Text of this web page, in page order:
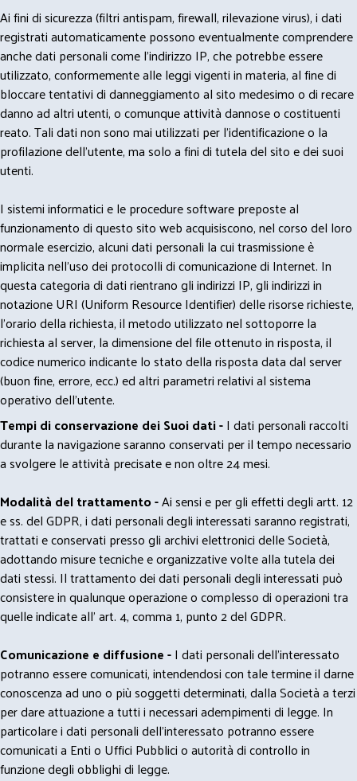
Ai fini di sicurezza (filtri antispam, firewall, rilevazione virus), i dati
registrati automaticamente possono eventualmente comprendere
anche dati personali come l'indirizzo IP, che potrebbe essere
utilizzato, conformemente alle leggi vigenti in materia, al fine di
bloccare tentativi di danneggiamento al sito medesimo o di recare
danno ad altri utenti, o comunque attività dannose o costituenti
reato. Tali dati non sono mai utilizzati per l'identificazione o la
profilazione dell'utente, ma solo a fini di tutela del sito e dei suoi
utenti.
I sistemi informatici e le procedure software preposte al
funzionamento di questo sito web acquisiscono, nel corso del loro
normale esercizio, alcuni dati personali la cui trasmissione è
implicita nell'uso dei protocolli di comunicazione di Internet. In
questa categoria di dati rientrano gli indirizzi IP, gli indirizzi in
notazione URI (Uniform Resource Identifier) delle risorse richieste,
l'orario della richiesta, il metodo utilizzato nel sottoporre la
richiesta al server, la dimensione del file ottenuto in risposta, il
codice numerico indicante lo stato della risposta data dal server
(buon fine, errore, ecc.) ed altri parametri relativi al sistema
operativo dell'utente.
Tempi di conservazione dei Suoi dati -I dati personali raccolti
durante la navigazione saranno conservati per il tempo necessario
a svolgere le attività precisate e non oltre 24 mesi.
Modalità del trattamento -Ai sensi e per gli effetti degli artt. 12
e ss. del GDPR, i dati personali degli interessati saranno registrati,
trattati e conservati presso gli archivi elettronici delle Società,
adottando misure tecniche e organizzative volte alla tutela dei
dati stessi. Il trattamento dei dati personali degli interessati può
consistere in qualunque operazione o complesso di operazioni tra
quelle indicate all' art. 4, comma 1, punto 2 del GDPR.
Comunicazione e diffusione -I dati personali dell’interessato
potranno essere comunicati, intendendosi con tale termine il darne
conoscenza ad uno o più soggetti determinati, dalla Società a terzi
per dare attuazione a tutti i necessari adempimenti di legge. In
particolare i dati personali dell’interessato potranno essere
comunicati a Enti o Uffici Pubblici o autorità di controllo in
funzione degli obblighi di legge.